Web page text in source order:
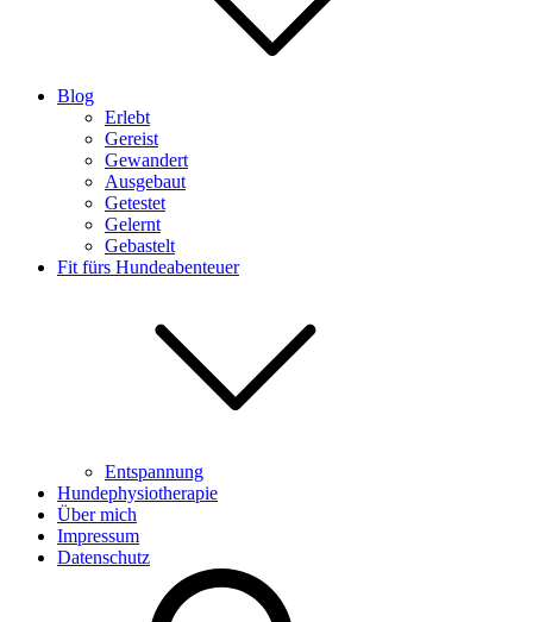
Blog
Erlebt
Gereist
Gewandert
Ausgebaut
Getestet
Gelernt
Gebastelt
Fit fürs Hundeabenteuer
Entspannung
Hundephysiotherapie
Über mich
Impressum
Datenschutz